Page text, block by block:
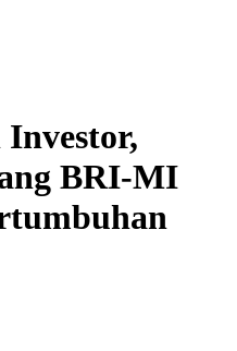
Investor,
BRI-MI